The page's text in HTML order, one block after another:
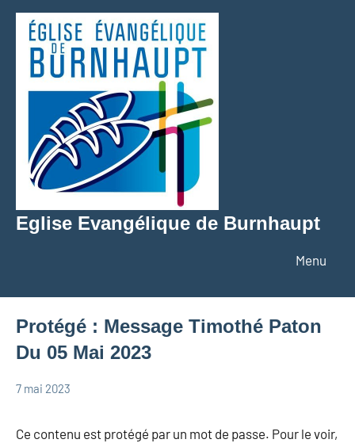
Aller
contenu
Eglise Evangélique de Burnhaupt
Texte
Menu
Protégé : Message Timothé Paton
Du 05 Mai 2023
7 mai 2023
Ce contenu est protégé par un mot de passe. Pour le voir,